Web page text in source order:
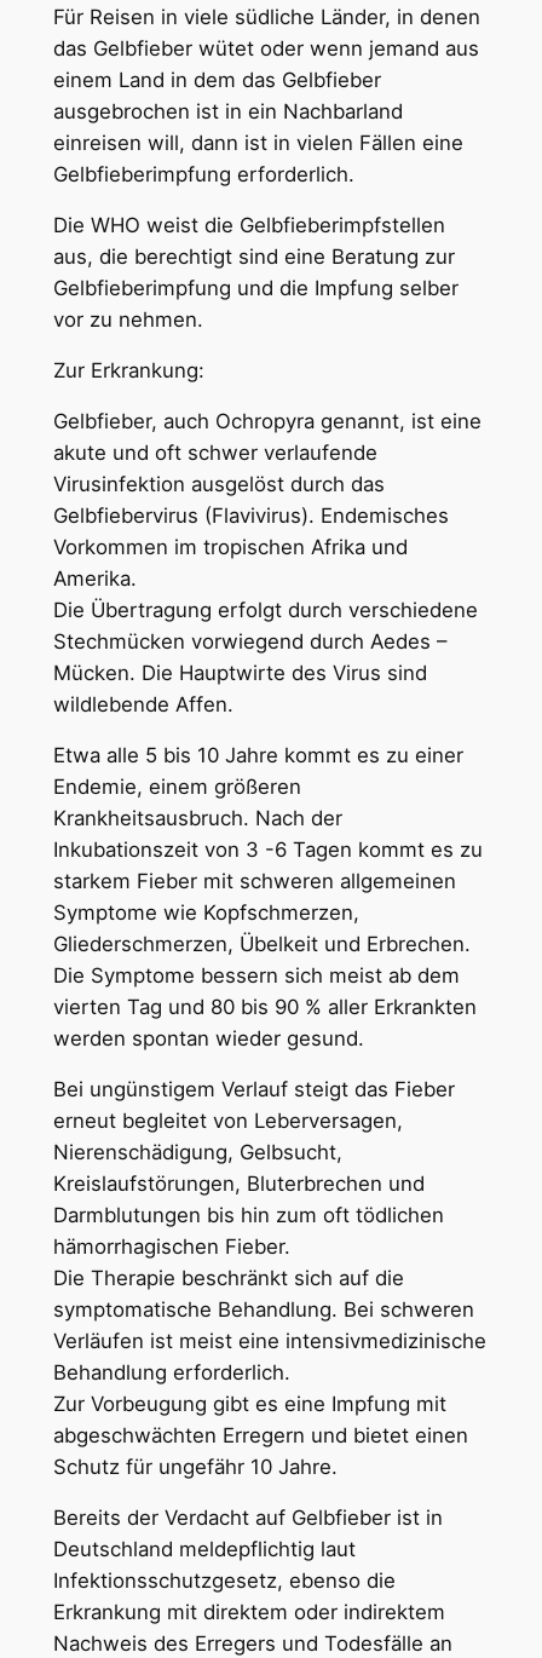
Für Reisen in viele südliche Länder, in denen
das Gelbfieber wütet oder wenn jemand aus
einem Land in dem das Gelbfieber
ausgebrochen ist in ein Nachbarland
einreisen will, dann ist in vielen Fällen eine
Gelbfieberimpfung erforderlich.
Die WHO weist die Gelbfieberimpfstellen
aus, die berechtigt sind eine Beratung zur
Gelbfieberimpfung und die Impfung selber
vor zu nehmen.
Zur Erkrankung:
Gelbfieber, auch Ochropyra genannt, ist eine
akute und oft schwer verlaufende
Virusinfektion ausgelöst durch das
Gelbfiebervirus (Flavivirus). Endemisches
Vorkommen im tropischen Afrika und
Amerika.
Die Übertragung erfolgt durch verschiedene
Stechmücken vorwiegend durch Aedes –
Mücken. Die Hauptwirte des Virus sind
wildlebende Affen.
Etwa alle 5 bis 10 Jahre kommt es zu einer
Endemie, einem größeren
Krankheitsausbruch. Nach der
Inkubationszeit von 3 -6 Tagen kommt es zu
starkem Fieber mit schweren allgemeinen
Symptome wie Kopfschmerzen,
Gliederschmerzen, Übelkeit und Erbrechen.
Die Symptome bessern sich meist ab dem
vierten Tag und 80 bis 90 % aller Erkrankten
werden spontan wieder gesund.
Bei ungünstigem Verlauf steigt das Fieber
erneut begleitet von Leberversagen,
Nierenschädigung, Gelbsucht,
Kreislaufstörungen, Bluterbrechen und
Darmblutungen bis hin zum oft tödlichen
hämorrhagischen Fieber.
Die Therapie beschränkt sich auf die
symptomatische Behandlung. Bei schweren
Verläufen ist meist eine intensivmedizinische
Behandlung erforderlich.
Zur Vorbeugung gibt es eine Impfung mit
abgeschwächten Erregern und bietet einen
Schutz für ungefähr 10 Jahre.
Bereits der Verdacht auf Gelbfieber ist in
Deutschland meldepflichtig laut
Infektionsschutzgesetz, ebenso die
Erkrankung mit direktem oder indirektem
Nachweis des Erregers und Todesfälle an